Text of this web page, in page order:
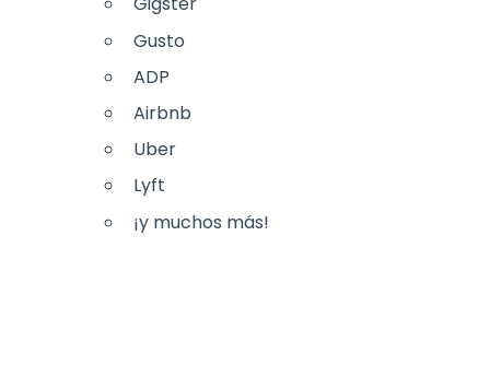
Gusto
ADP
Airbnb
Uber
Lyft
¡y muchos más!